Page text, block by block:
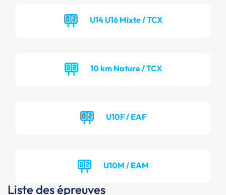
U14 U16 Mixte / TCX
10 km Nature / TCX
U10F / EAF
U10M / EAM
Liste des épreuves